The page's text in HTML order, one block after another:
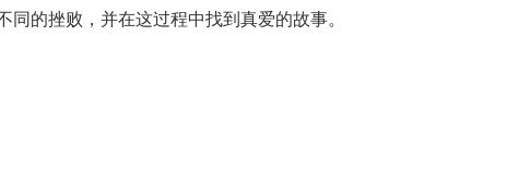
同的挫败，并在这过程中找到真爱的故事。